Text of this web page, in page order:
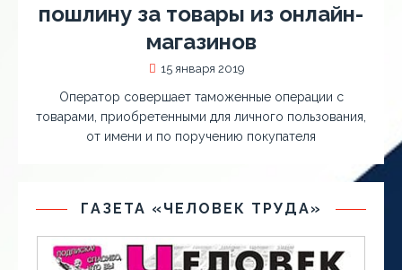
пошлину за товары из онлайн-
магазинов
15 января 2019
Оператор совершает таможенные операции с
товарами, приобретенными для личного пользования,
от имени и по поручению покупателя
ГАЗЕТА «ЧЕЛОВЕК ТРУДА»